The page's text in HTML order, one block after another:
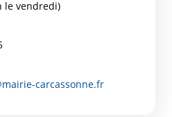
le vendredi)
carcassonne.fr